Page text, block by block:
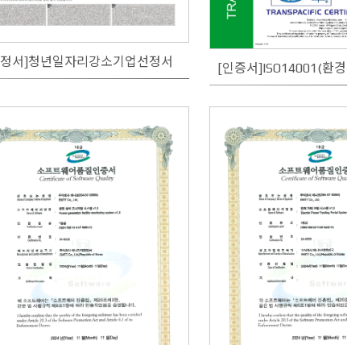
서]청년일자리강소기업선정서